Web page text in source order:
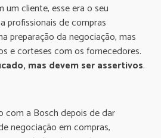
um cliente, esse era o seu
profissionais de compras
preparação da negociação, mas
e corteses com os fornecedores.
mas devem ser assertivos.
com a Bosch depois de dar
negociação em compras,